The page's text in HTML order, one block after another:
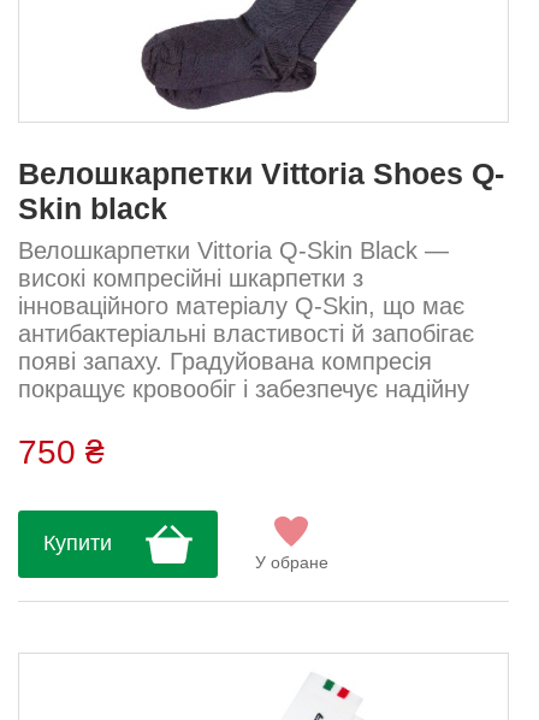
Велошкарпетки Vittoria Shoes Q-
Skin black
Велошкарпетки Vittoria Q-Skin Black —
високі компресійні шкарпетки з
інноваційного матеріалу Q-Skin, що має
антибактеріальні властивості й запобігає
появі запаху. Градуйована компресія
покращує кровообіг і забезпечує надійну
зоні стопи підсилює вентиляцію та захищає
від перегріву навіть під час
750 ₴
Купити
У обране